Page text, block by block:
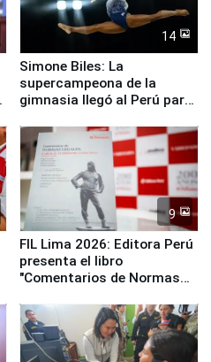
14
Simone Biles: La
supercampeona de la
gimnasia llegó al Perú para
Panamericanos Lima 2027
9
FIL Lima 2026: Editora Perú
presenta el libro
"Comentarios de Normas
Derecho Colectivo"